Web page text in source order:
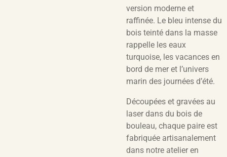
version moderne et
raffinée. Le bleu intense du
bois teinté dans la masse
rappelle les eaux
turquoise, les vacances en
bord de mer et l’univers
marin des journées d’été.
Découpées et gravées au
laser dans du bois de
bouleau, chaque paire est
fabriquée artisanalement
dans notre atelier en